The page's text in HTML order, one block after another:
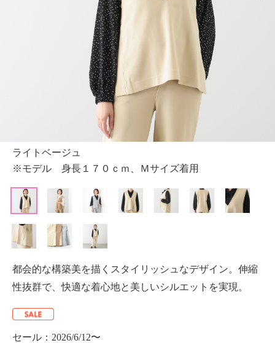
ライトベージュ
※モデル 身長１７０ｃｍ、Ｍサイズ着用
都会的な構築美を描くスタイリッシュなデザイン。伸縮
性抜群で、快適な着心地と美しいシルエットを実現。
セール：2026/6/12〜